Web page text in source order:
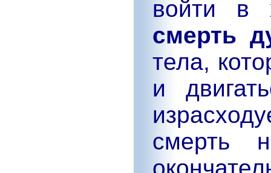
войти в
смерть
тела,
и
смерть